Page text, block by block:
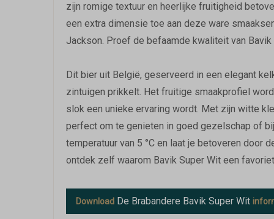
zijn romige textuur en heerlijke fruitigheid
een extra dimensie toe aan deze ware
Jackson. Proef de befaamde kwaliteit van
Dit bier uit België, geserveerd in een elegant
zintuigen prikkelt. Het fruitige smaakprofiel
slok een unieke ervaring wordt. Met zijn witte
perfect om te genieten in goed gezelschap of
temperatuur van 5 °C en laat je betoveren door
ontdek zelf waarom Bavik Super Wit een
Download De Brabandere Bavik Super Wit